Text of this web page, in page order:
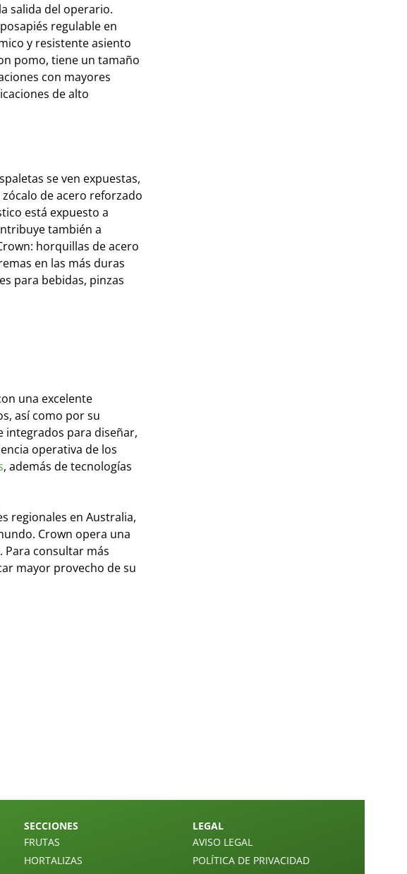
salida del operario.
regulable en
y resistente asiento
pomo, tiene un tamaño
con mayores
de alto
se ven expuestas,
de acero reforzado
está expuesto a
también a
horquillas de acero
en las más duras
para bebidas, pinzas
una excelente
así como por su
integrados para diseñar,
operativa de los
, además de tecnologías
regionales en Australia,
Crown opera una
Para consultar más
mayor provecho de su
SECCIONES
FRUTAS
HORTALIZAS
LEGAL
AVISO LEGAL
POLÍTICA DE PRIVACIDAD